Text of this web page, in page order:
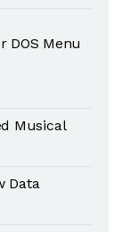
DOS Menu
Musical
Data